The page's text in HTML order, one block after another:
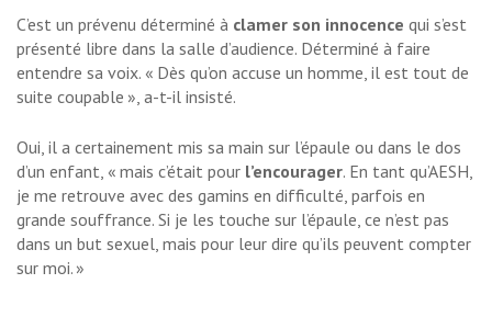
C’est un prévenu déterminé à clamer son innocence qui s’est
présenté libre dans la salle d’audience. Déterminé à faire
entendre sa voix. « Dès qu’on accuse un homme, il est tout de
suite coupable », a-t-il insisté.
Oui, il a certainement mis sa main sur l’épaule ou dans le dos
d’un enfant, « mais c’était pour l’encourager. En tant qu’AESH,
je me retrouve avec des gamins en difficulté, parfois en
grande souffrance. Si je les touche sur l’épaule, ce n’est pas
dans un but sexuel, mais pour leur dire qu’ils peuvent compter
sur moi. »